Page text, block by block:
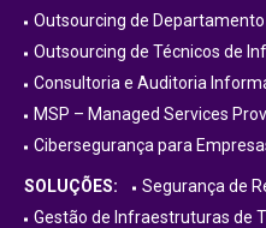
Outsourcing de
Outsourcing de Técnicos de
Consultoria e Auditoria
MSP – Managed Services
Cibersegurança para
SOLUÇÕES:
Segurança de
Gestão de Infraestruturas de TI